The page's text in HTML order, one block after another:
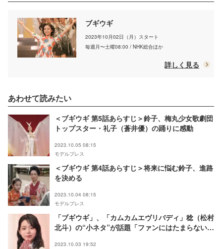
ブギウギ
2023年10月02日（月）スタート
毎週月〜土曜08:00 / NHK総合ほか
詳しく見る
あわせて読みたい
＜ブギウギ 第5話あらすじ＞鈴子、梅丸少女歌劇団
トップスター・礼子（蒼井優）の踊りに感動
2023.10.05 08:15
モデルプレス
＜ブギウギ 第4話あらすじ＞将来に悩む鈴子、進路
を決める
2023.10.04 08:15
モデルプレス
「ブギウギ」、「カムカムエヴリバディ」稔（松村
北斗）の“小ネタ”が話題「ファンにはたまらない演
2023.10.03 19:52